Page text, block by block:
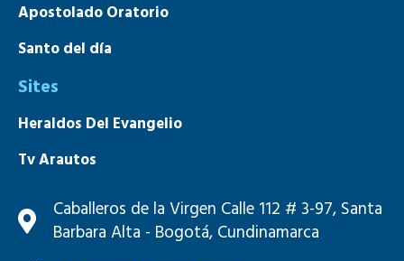
Apostolado Oratorio
Santo del día
Sites
Heraldos Del Evangelio
Tv Arautos
Mons. João S. Clá Dias
Caballeros de la Virgen Calle 112 # 3-97, Santa
Barbara Alta - Bogotá, Cundinamarca